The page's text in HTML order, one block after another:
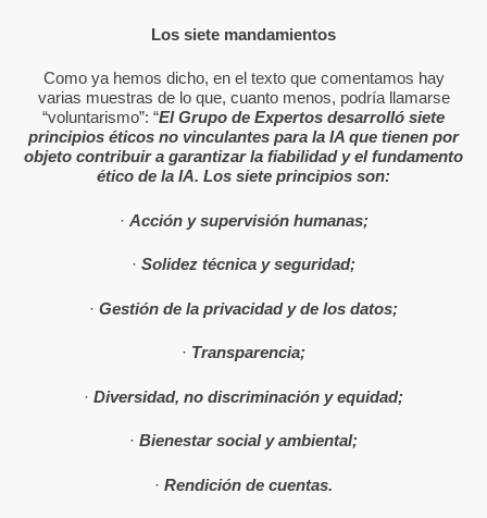
Los siete mandamientos
Como ya hemos dicho, en el texto que comentamos hay
varias muestras de lo que, cuanto menos, podría llamarse
“voluntarismo”: “El Grupo de Expertos desarrolló siete
principios éticos no vinculantes para la IA que tienen por
objeto contribuir a garantizar la fiabilidad y el fundamento
ético de la IA. Los siete principios son:
· Acción y supervisión humanas;
· Solidez técnica y seguridad;
· Gestión de la privacidad y de los datos;
· Transparencia;
· Diversidad, no discriminación y equidad;
· Bienestar social y ambiental;
· Rendición de cuentas.